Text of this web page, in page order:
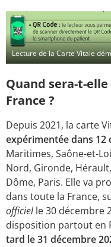
Lecture de la Carte Vitale
Quand sera-t-
France ?
Depuis 2021, la carte
expérimentée dans 12
Maritimes, Saône-et-
Nord, Gironde,
Dôme, Paris. Elle va
dans toute la France,
officielle 30 décembre
disposition partout en
tard le 31 décembre